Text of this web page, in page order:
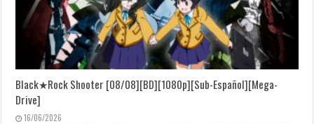
Black★Rock Shooter [08/08][BD][1080p][Sub-Español][Mega-
Drive]
16/06/2026